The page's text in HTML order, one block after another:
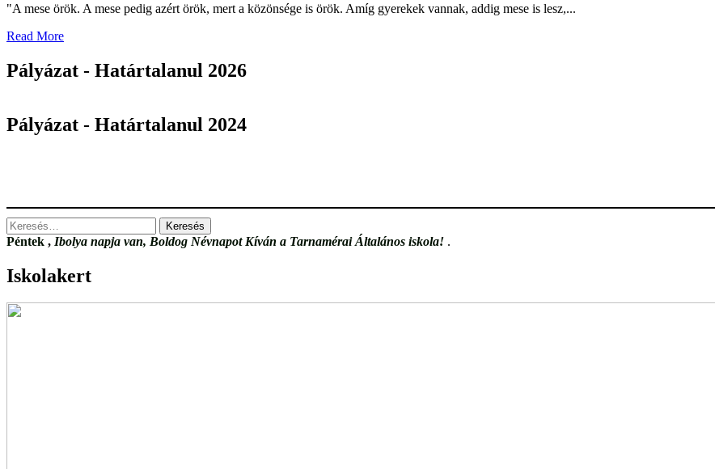
délelőtt
"A mese örök. A mese pedig azért örök, mert a közönsége is örök. Amíg gyerekek vannak, addig mese is lesz,...
Read MoreRead
about
32.
Megyei
Pályázat - Határtalanul 2026
Pályázat - Határtalanul 2024
Keresés:
Péntek , Ibolya napja van, Boldog Névnapot Kíván a Tarnamérai Általános iskola! .
Iskolakert